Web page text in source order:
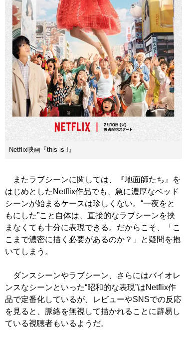
Netflix映画『this is I』
またラブシーンに関しては、『地面師たち』を
はじめとしたNetflix作品でも、急に濃厚なベッド
シーンが始まるケースは珍しくない。“一夜をと
もにした”こと自体は、直接的なラブシーンを挟
まなくても十分に表現できる。だからこそ、「こ
こまで濃密に描く必要があるのか？」と疑問を抱
いてしまう。
ダンスシーンやラブシーン、さらにはバイオレ
ンスなシーンといった“昭和的な表現”はNetflix作
品で定番化しているが、レビューやSNSでの反応
を見ると、脈絡を無視して描かれることに辟易し
ている視聴者もいるようだ。